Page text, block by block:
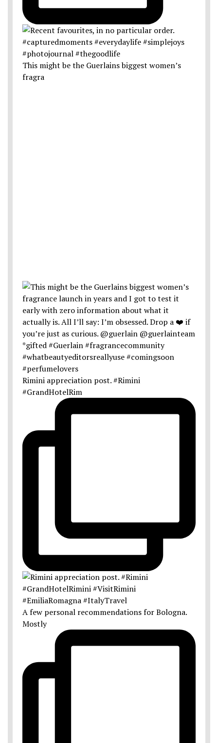
This might be the Guerlains biggest women’s
fragra
Rimini appreciation post. #Rimini
#GrandHotelRim
A few personal recommendations for Bologna.
Mostly